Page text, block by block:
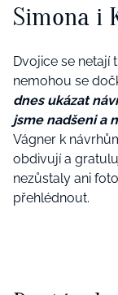
Simona i
Dvojice se netají
nemohou se
dnes ukázat
jsme nadšeni a
Vágner k
obdivují a
nezůstaly ani
přehlédnout.